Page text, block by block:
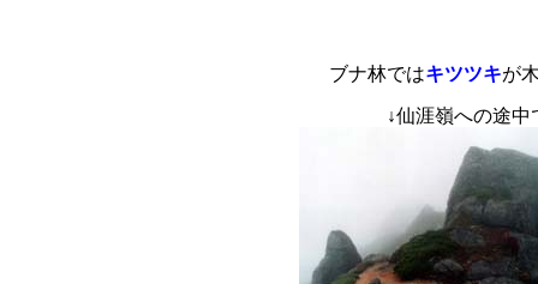
ブナ林ではキツツキが
↓仙涯嶺